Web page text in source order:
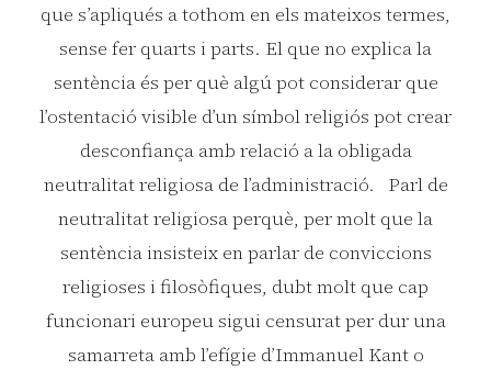
que s’apliqués a tothom en els mateixos termes,
sense fer quarts i parts. El que no explica la
sentència és per què algú pot considerar que
l’ostentació visible d’un símbol religiós pot crear
desconfiança amb relació a la obligada
neutralitat religiosa de l’administració. Parl de
neutralitat religiosa perquè, per molt que la
sentència insisteix en parlar de conviccions
religioses i filosòfiques, dubt molt que cap
funcionari europeu sigui censurat per dur una
samarreta amb l’efígie d’Immanuel Kant o